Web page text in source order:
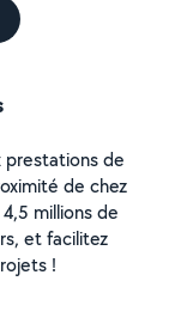
prestations de
de chez
millions de
et facilitez
!